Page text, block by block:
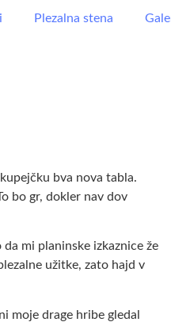
Plezalna stena
bva nova tabla.
bo gr, dokler nav dov
mi planinske izkaznice že
užitke, zato hajd v
moje drage hribe gledal